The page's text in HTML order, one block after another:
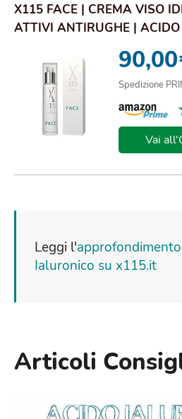
X115 FACE | CREMA VISO
ATTIVI ANTIRUGHE |
90,00
Spedizione
Vai
Leggi l'
Ialuronico su x115.it
Articoli